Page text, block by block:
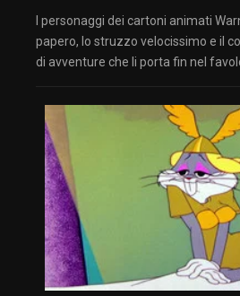
I personaggi dei cartoni animati
papero, lo struzzo velocissimo e il
di avventure che li porta fin nel